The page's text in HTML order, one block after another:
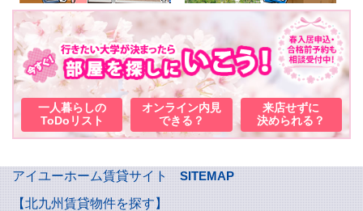
一人暮らしの
ToDoリスト
オンライン内見
できる？
来店せずに
決められる？
アイユーホーム賃貸サイト
SITEMAP
【北九州賃貸物件を探す】